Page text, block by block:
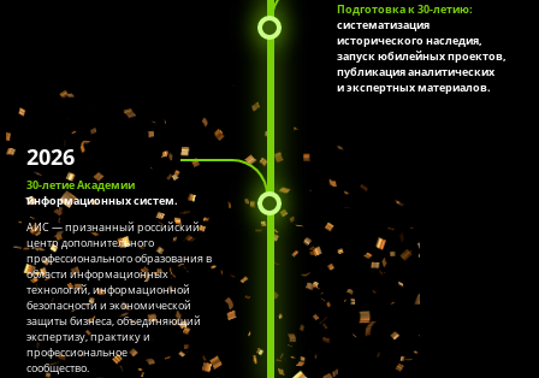
Подготовка к 30-летию:
систематизация
исторического наследия,
запуск юбилейных проектов,
публикация аналитических
и экспертных материалов.
2026
30-летие Академии
информационных систем.
АИС — признанный российский
центр дополнительного
профессионального образования в
области информационных
технологий, информационной
безопасности и экономической
защиты бизнеса, объединяющий
экспертизу, практику и
профессиональное
сообщество.